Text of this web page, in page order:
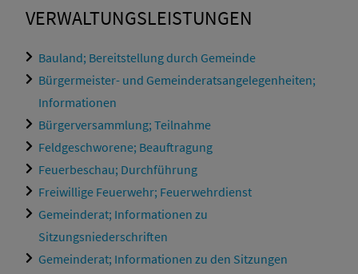
VERWALTUNGSLEISTUNGEN
Bauland; Bereitstellung durch Gemeinde
Bürgermeister- und Gemeinderatsangelegenheiten;
Informationen
Bürgerversammlung; Teilnahme
Feldgeschworene; Beauftragung
Feuerbeschau; Durchführung
Freiwillige Feuerwehr; Feuerwehrdienst
Gemeinderat; Informationen zu
Sitzungsniederschriften
Gemeinderat; Informationen zu den Sitzungen